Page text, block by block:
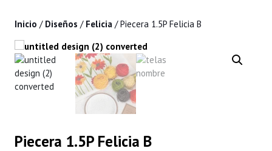
Inicio / Diseños / Felicia / Piecera 1.5P Felicia B
Piecera 1.5P Felicia B